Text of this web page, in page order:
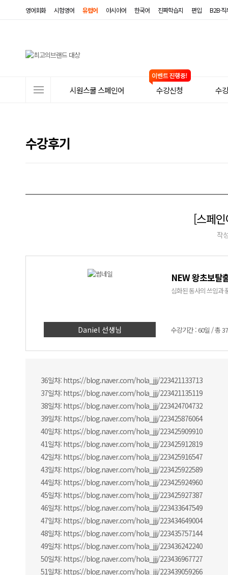
영어회화 시험영어 유럽어 아시아어 한국어 진짜학습지 편입 B2B·
뉴
시원스쿨 스페인어 수강신청 수
수강후기
[스페
작
Daniel 선생님
NEW 왕초보탈
심화된 동사의 쓰임과
수강기간 : 60일 / 총
36일차: https://blog.naver.com/hola_jjj/223421133713
37일차: https://blog.naver.com/hola_jjj/223421135119
38일차: https://blog.naver.com/hola_jjj/223424704732
39일차: https://blog.naver.com/hola_jjj/223425876064
40일차: https://blog.naver.com/hola_jjj/223425909910
41일차: https://blog.naver.com/hola_jjj/223425912819
42일차: https://blog.naver.com/hola_jjj/223425916547
43일차: https://blog.naver.com/hola_jjj/223425922589
44일차: https://blog.naver.com/hola_jjj/223425924960
45일차: https://blog.naver.com/hola_jjj/223425927387
46일차: https://blog.naver.com/hola_jjj/223433647549
47일차: https://blog.naver.com/hola_jjj/223434649004
48일차: https://blog.naver.com/hola_jjj/223435757144
49일차: https://blog.naver.com/hola_jjj/223436242240
50일차: https://blog.naver.com/hola_jjj/223436967727
51일차: https://blog.naver.com/hola_jjj/223439059266